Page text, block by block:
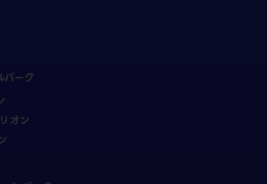
パーク
オン